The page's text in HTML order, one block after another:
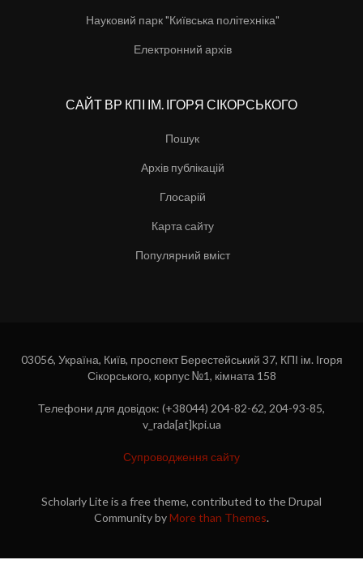
Науковий парк "Київська політехніка"
Електронний архів
САЙТ ВР КПІ ІМ. ІГОРЯ СІКОРСЬКОГО
Пошук
Архів публікацій
Глосарій
Карта сайту
Популярний вміст
03056, Україна, Київ, проспект Берестейський 37, КПІ ім. Ігоря
Сікорського, корпус №1, кімната 158
Телефони для довідок: (+38044) 204-82-62, 204-93-85,
v_rada[at]kpi.ua
Супроводження сайту
Scholarly Lite is a free theme, contributed to the Drupal
Community byMore than Themes.